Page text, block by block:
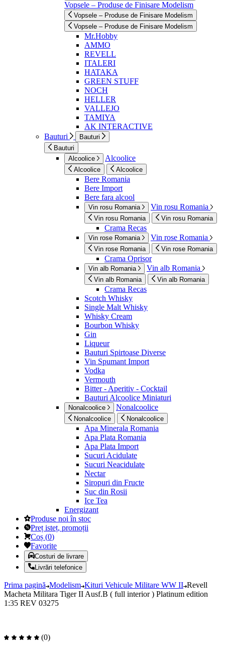
Vopsele – Produse de Finisare Modelism
Vopsele – Produse de Finisare Modelism
Vopsele – Produse de Finisare Modelism
Mr.Hobby
AMMO
REVELL
ITALERI
HATAKA
GREEN STUFF
NOCH
HELLER
VALLEJO
TAMIYA
AK INTERACTIVE
Bauturi
Bauturi
Bauturi
Alcoolice
Alcoolice
Alcoolice Alcoolice
Bere Romania
Bere Import
Bere fara alcool
Vin rosu Romania Vin rosu Romania
Vin rosu Romania Vin rosu Romania
Crama Recas
Vin rose Romania Vin rose Romania
Vin rose Romania Vin rose Romania
Crama Oprisor
Vin alb Romania Vin alb Romania
Vin alb Romania Vin alb Romania
Crama Recas
Scotch Whisky
Single Malt Whisky
Whisky Cream
Bourbon Whisky
Gin
Liqueur
Bauturi Spirtoase Diverse
Vin Spumant Import
Vodka
Vermouth
Bitter - Aperitiv - Cocktail
Bauturi Alcoolice Miniaturi
Nonalcoolice Nonalcoolice
Nonalcoolice Nonalcoolice
Apa Minerala Romania
Apa Plata Romania
Apa Plata Import
Sucuri Acidulate
Sucuri Neacidulate
Nectar
Siropuri din Fructe
Suc din Rosii
Ice Tea
Energizant
Produse noi în stoc
Preț isteț, promoții
Coș (0)
Favorite
Costuri de livrare
Livrări telefonice
Prima pagină Modelism Kituri Vehicule Militare WW II Revell
Macheta Militara Tiger II Ausf.B ( full interior ) Platinum edition
1:35 REV 03275
(0)